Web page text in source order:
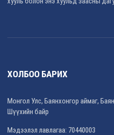
ХОЛБОО БАРИХ
Монгол Улс, Баянхонгор аймаг,
Шүүхийн байр
Мэдээлэл лавлагаа: 70440003